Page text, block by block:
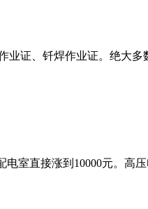
证、钎焊作业证。绝大多
室直接涨到10000元。高压